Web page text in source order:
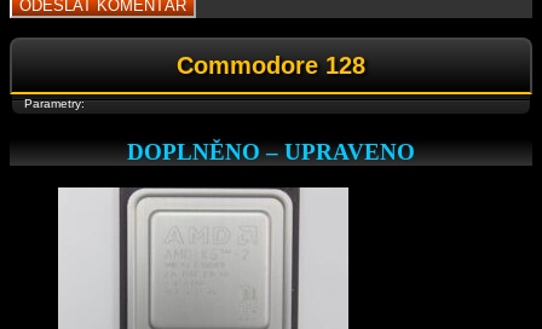
Commodore 128
Parametry:
DOPLNĚNO – UPRAVENO